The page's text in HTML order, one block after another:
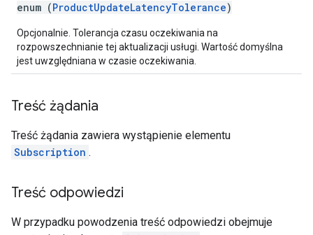
enum (ProductUpdateLatencyTolerance)
Opcjonalnie. Tolerancja czasu oczekiwania na
rozpowszechnianie tej aktualizacji usługi. Wartość domyślna
jest uwzględniana w czasie oczekiwania.
Treść żądania
Treść żądania zawiera wystąpienie elementu
Subscription .
Treść odpowiedzi
W przypadku powodzenia treść odpowiedzi obejmuje